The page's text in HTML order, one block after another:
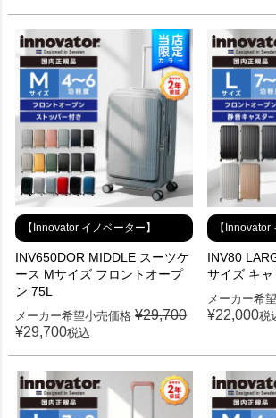
【Innovator イノベーター】
INV650DOR MIDDLE スーツケ
ース Mサイズ フロントオープ
ン 75L
メーカー希望小売価格 ¥29,700
¥29,700税込
【Innovator
INV80
サイズ キ
メーカー希
¥22,000税